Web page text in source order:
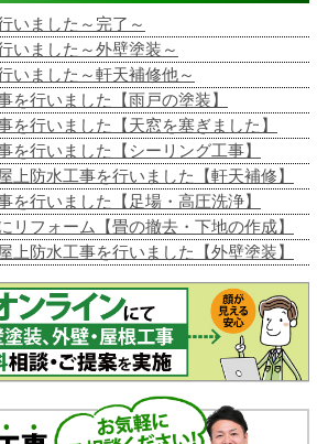
いました～完了～
いました～外壁塗装～
いました～軒天補修他～
を行いました【雨戸の塗装】
を行いました【天窓を塞ぎました】
を行いました【シーリング工事】
上防水工事を行いました【軒天補修】
を行いました【足場・高圧洗浄】
リフォーム【畳の撤去・下地の作成】
上防水工事を行いました【外壁塗装】